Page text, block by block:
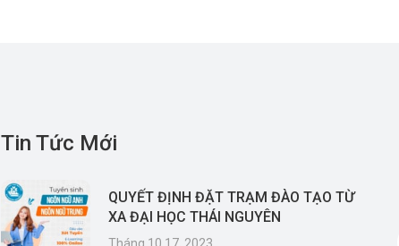
Tin Tức Mới
QUYẾT ĐỊNH ĐẶT TRẠM ĐÀO TẠO TỪ
XA ĐẠI HỌC THÁI NGUYÊN
Tháng 10 17, 2023